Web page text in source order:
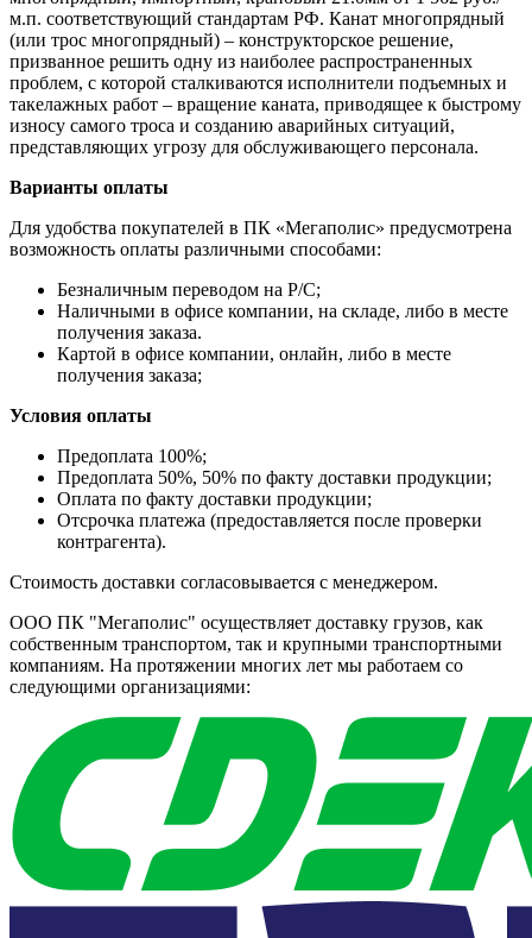
м.п. соответствующий стандартам РФ. Канат многопрядный
(или трос многопрядный) – конструкторское решение,
призванное решить одну из наиболее распространенных
проблем, с которой сталкиваются исполнители подъемных и
такелажных работ – вращение каната, приводящее к быстрому
износу самого троса и созданию аварийных ситуаций,
представляющих угрозу для обслуживающего персонала.
Варианты оплаты
Для удобства покупателей в ПК «Мегаполис» предусмотрена
возможность оплаты различными способами:
Безналичным переводом на Р/С;
Наличными в офисе компании, на складе, либо в месте
получения заказа.
Картой в офисе компании, онлайн, либо в месте
получения заказа;
Условия оплаты
Предоплата 100%;
Предоплата 50%, 50% по факту доставки продукции;
Оплата по факту доставки продукции;
Отсрочка платежа (предоставляется после проверки
контрагента).
Стоимость доставки согласовывается с менеджером.
ООО ПК "Мегаполис" осуществляет доставку грузов, как
собственным транспортом, так и крупными транспортными
компаниям. На протяжении многих лет мы работаем со
следующими организациями: